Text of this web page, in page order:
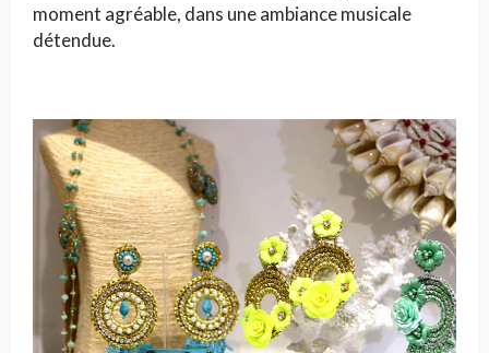
moment agréable, dans une ambiance musicale
détendue.